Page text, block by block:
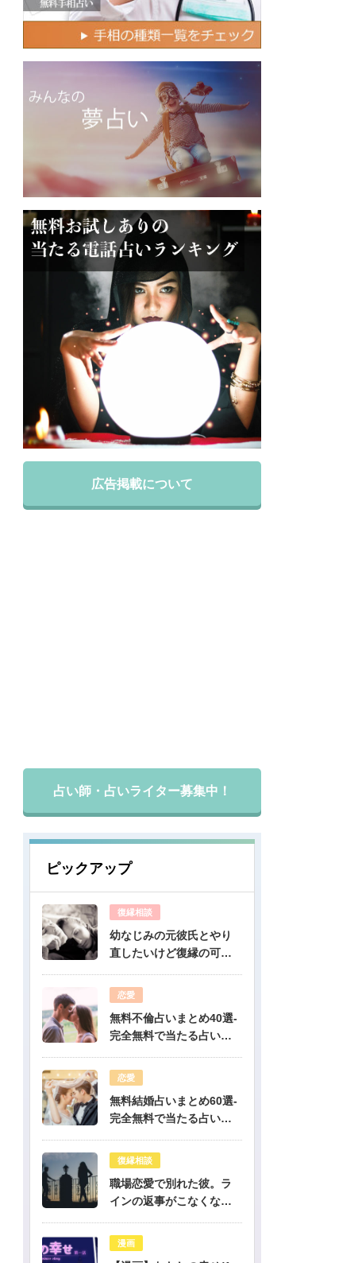
広告掲載について
占い師・占いライター募集中！
ピックアップ
復縁相談
幼なじみの元彼氏とやり
直したいけど復縁の可能
恋愛
無料不倫占いまとめ40選-
完全無料で当たる占いだ
恋愛
無料結婚占いまとめ60選-
完全無料で当たる占いだ
復縁相談
職場恋愛で別れた彼。ラ
インの返事がこなくなっ
公開鑑定-無料占い
漫画